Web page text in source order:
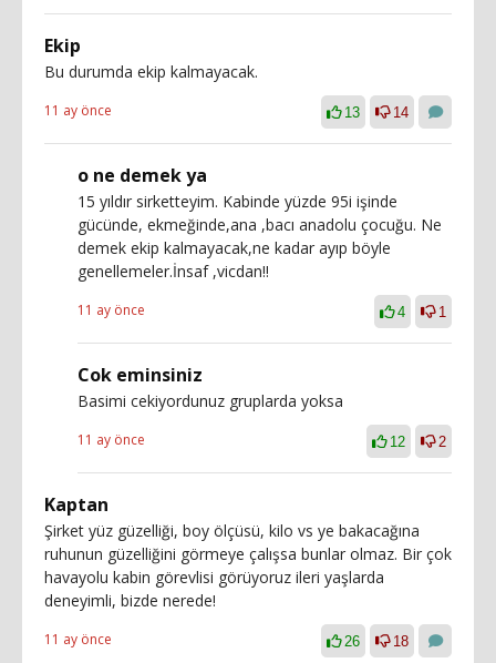
Ekip
Bu durumda ekip kalmayacak.
11 ay önce 13 14
o ne demek ya
15 yıldır sirketteyim. Kabinde yüzde 95i işinde
gücünde, ekmeğinde,ana ,bacı anadolu çocuğu. Ne
demek ekip kalmayacak,ne kadar ayıp böyle
genellemeler.İnsaf ,vicdan!!
11 ay önce 4 1
Cok eminsiniz
Basimi cekiyordunuz gruplarda yoksa
11 ay önce 12 2
Kaptan
Şirket yüz güzelliği, boy ölçüsü, kilo vs ye bakacağına
ruhunun güzelliğini görmeye çalışsa bunlar olmaz. Bir çok
havayolu kabin görevlisi görüyoruz ileri yaşlarda
deneyimli, bizde nerede!
11 ay önce 26 18